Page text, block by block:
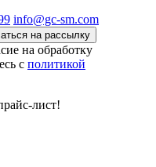
info@gc-sm.com
на рассылку
на обработку
c политикой
лист!